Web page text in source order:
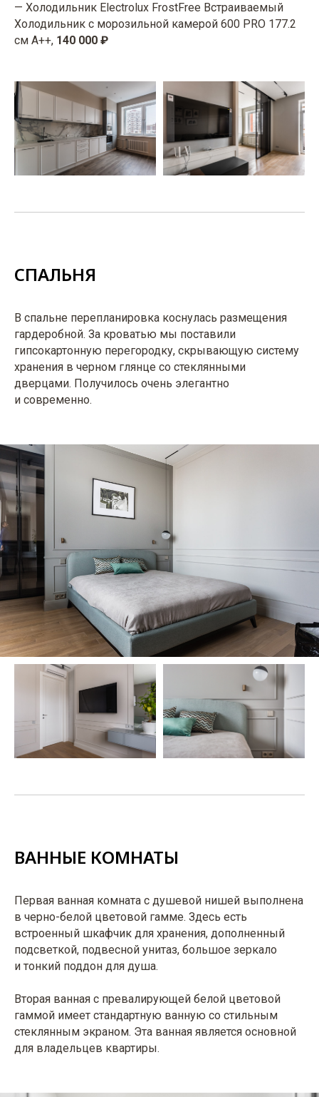
— Холодильник Electrolux FrostFree Встраиваемый
Холодильник с морозильной камерой 600 PRO 177.2
см A++, 140 000 ₽
СПАЛЬНЯ
В спальне перепланировка коснулась размещения
гардеробной. За кроватью мы поставили
гипсокартонную перегородку, скрывающую систему
хранения в черном глянце со стеклянными
дверцами. Получилось очень элегантно
и современно.
ВАННЫЕ КОМНАТЫ
Первая ванная комната с душевой нишей выполнена
в черно-белой цветовой гамме. Здесь есть
встроенный шкафчик для хранения, дополненный
подсветкой, подвесной унитаз, большое зеркало
и тонкий поддон для душа.
Вторая ванная с превалирующей белой цветовой
гаммой имеет стандартную ванную со стильным
стеклянным экраном. Эта ванная является основной
для владельцев квартиры.